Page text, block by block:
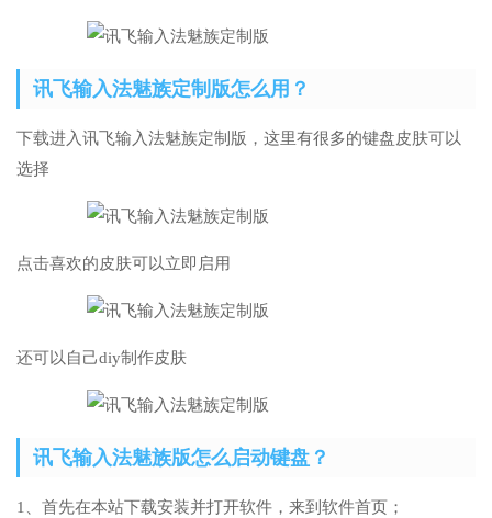
讯飞输入法魅族定制版怎么用？
下载进入讯飞输入法魅族定制版，这里有很多的键盘皮肤可以
选择
点击喜欢的皮肤可以立即启用
还可以自己diy制作皮肤
讯飞输入法魅族版怎么启动键盘？
1、首先在本站下载安装并打开软件，来到软件首页；